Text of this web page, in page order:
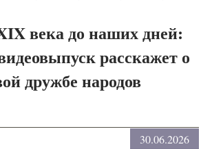
века до наших дней:
расскажет о
дружбе народов
30.06.2026